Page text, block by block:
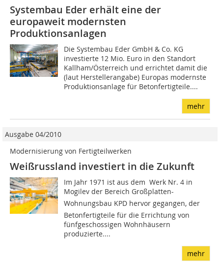
Systembau Eder erhält eine der
europaweit modernsten
Produktionsanlagen
Die Systembau Eder GmbH & Co. KG
investierte 12 Mio. Euro in den Standort
Kallham/Österreich und errichtet damit die
(laut Herstellerangabe) Europas modernste
Produktionsanlage für Betonfertigteile....
mehr
Ausgabe 04/2010
Modernisierung von Fertigteilwerken
Weißrussland investiert in die Zukunft
Im Jahr 1971 ist aus dem Werk Nr. 4 in
Mogilev der Bereich Großplatten-
Wohnungsbau KPD hervor gegangen, der
Betonfertigteile für die Errichtung von
fünfgeschossigen Wohnhäusern
produzierte....
mehr